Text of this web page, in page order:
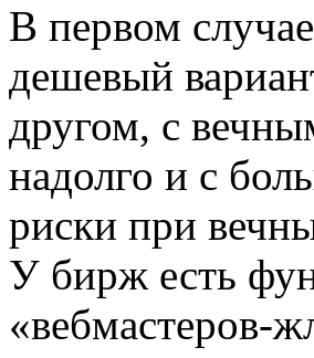
В первом
дешевый
другом, с
надолго и с
риски при
У бирж есть
«вебмастеров-